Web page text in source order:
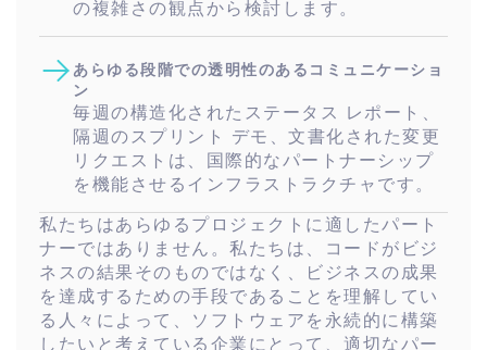
の複雑さの観点から検討します。
あらゆる段階での透明性のあるコミュニケーショ
ン
毎週の構造化されたステータス レポート、
隔週のスプリント デモ、文書化された変更
リクエストは、国際的なパートナーシップ
を機能させるインフラストラクチャです。
私たちはあらゆるプロジェクトに適したパート
ナーではありません。私たちは、コードがビジ
ネスの結果そのものではなく、ビジネスの成果
を達成するための手段であることを理解してい
る人々によって、ソフトウェアを永続的に構築
したいと考えている企業にとって、適切なパー